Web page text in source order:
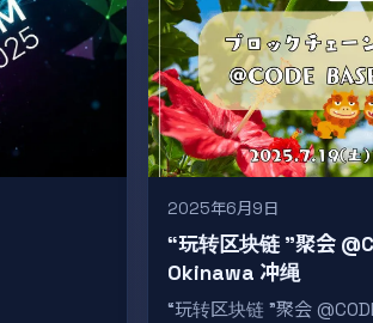
2025年6月9日
“玩转区块链 ”聚会
Okinawa 冲绳
“玩转区块链 ”聚会